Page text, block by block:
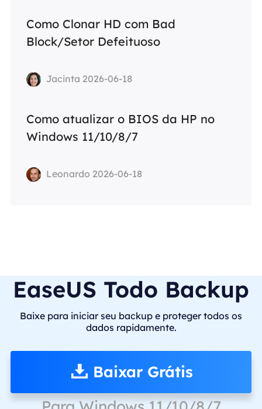
Como Clonar HD com Bad
Block/Setor Defeituoso
Jacinta 2026-06-18
Como atualizar o BIOS da HP no
Windows 11/10/8/7
Leonardo 2026-06-18
EaseUS Todo Backup
Baixe para iniciar seu backup e proteger todos os
dados rapidamente.
Baixar Grátis